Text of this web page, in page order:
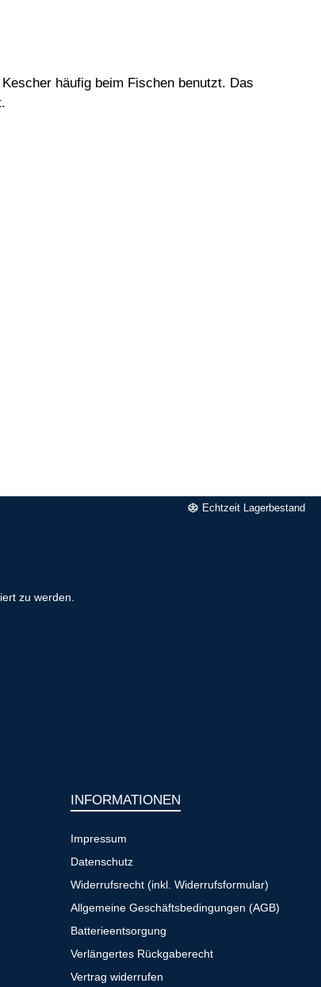
häufig beim Fischen benutzt. Das
Echtzeit Lagerbestand
zu werden.
INFORMATIONEN
Impressum
Datenschutz
Widerrufsrecht (inkl. Widerrufsformular)
Allgemeine Geschäftsbedingungen (AGB)
Batterieentsorgung
Verlängertes Rückgaberecht
Vertrag widerrufen